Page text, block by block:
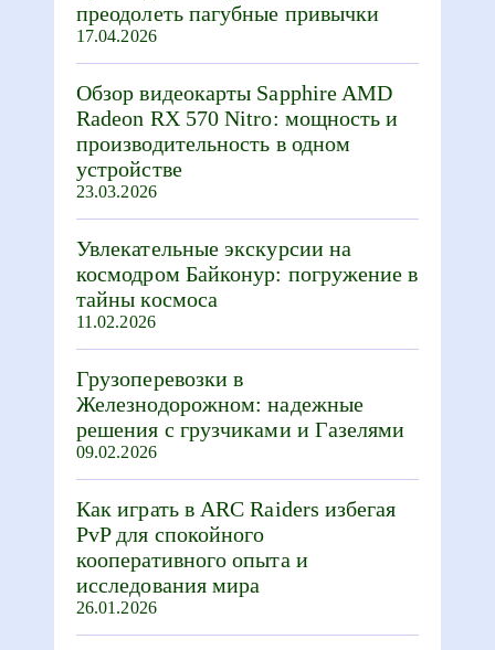
преодолеть пагубные привычки
17.04.2026
Обзор видеокарты Sapphire AMD
Radeon RX 570 Nitro: мощность и
производительность в одном
устройстве
23.03.2026
Увлекательные экскурсии на
космодром Байконур: погружение в
тайны космоса
11.02.2026
Грузоперевозки в
Железнодорожном: надежные
решения с грузчиками и Газелями
09.02.2026
Как играть в ARC Raiders избегая
PvP для спокойного
кооперативного опыта и
исследования мира
26.01.2026